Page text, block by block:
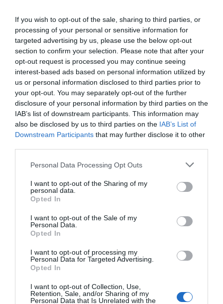
If you wish to opt-out of the sale, sharing to third parties, or
processing of your personal or sensitive information for
targeted advertising by us, please use the below opt-out
section to confirm your selection. Please note that after your
opt-out request is processed you may continue seeing
interest-based ads based on personal information utilized by
us or personal information disclosed to third parties prior to
your opt-out. You may separately opt-out of the further
disclosure of your personal information by third parties on the
IAB’s list of downstream participants. This information may
also be disclosed by us to third parties on the IAB’s List of
Downstream Participants that may further disclose it to other
Personal Data Processing Opt Outs
I want to opt-out of the Sharing of my
personal data.
Opted In
I want to opt-out of the Sale of my
Personal Data.
Opted In
I want to opt-out of processing my
Personal Data for Targeted Advertising.
Opted In
I want to opt-out of Collection, Use,
Retention, Sale, and/or Sharing of my
Personal Data that Is Unrelated with the
Conselleria d’Agriculturaexecutarà estes obres de